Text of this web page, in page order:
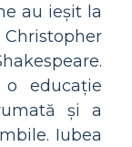
au ieșit la
educație
și a
Iubea